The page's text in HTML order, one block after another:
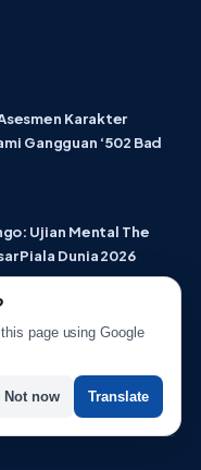
Karakter
Gangguan ‘502 Bad
Ujian Mental The
Piala Dunia 2026
page using Google
Not now Translate